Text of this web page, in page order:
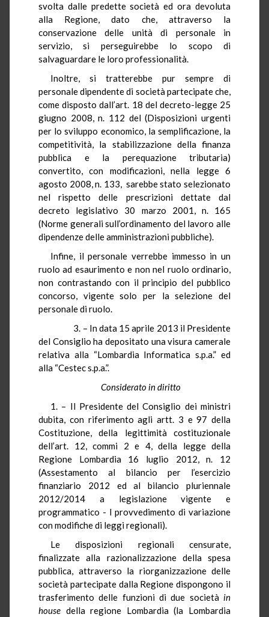
svolta dalle predette società ed ora devoluta
alla Regione, dato che, attraverso la
conservazione delle unità di personale in
servizio, si perseguirebbe lo scopo di
salvaguardare le loro professionalità.
Inoltre, si tratterebbe pur sempre di
personale dipendente di società partecipate che,
come disposto dall’art. 18 del decreto-legge 25
giugno 2008, n. 112 del (Disposizioni urgenti
per lo sviluppo economico, la semplificazione, la
competitività, la stabilizzazione della finanza
pubblica e la perequazione tributaria)
convertito, con modificazioni, nella legge 6
agosto 2008, n. 133, sarebbe stato selezionato
nel rispetto delle prescrizioni dettate dal
decreto legislativo 30 marzo 2001, n. 165
(Norme generali sull’ordinamento del lavoro alle
dipendenze delle amministrazioni pubbliche).
Infine, il personale verrebbe immesso in un
ruolo ad esaurimento e non nel ruolo ordinario,
non contrastando con il principio del pubblico
concorso, vigente solo per la selezione del
personale di ruolo.
3. – In data 15 aprile 2013 il Presidente
del Consiglio ha depositato una visura camerale
relativa alla “Lombardia Informatica s.p.a.” ed
alla “Cestec s.p.a.”.
Considerato in diritto
1. – Il Presidente del Consiglio dei ministri
dubita, con riferimento agli artt. 3 e 97 della
Costituzione, della legittimità costituzionale
dell’art. 12, commi 2 e 4, della legge della
Regione Lombardia 16 luglio 2012, n. 12
(Assestamento al bilancio per l’esercizio
finanziario 2012 ed al bilancio pluriennale
2012/2014 a legislazione vigente e
programmatico - I provvedimento di variazione
con modifiche di leggi regionali).
Le disposizioni regionali censurate,
finalizzate alla razionalizzazione della spesa
pubblica, attraverso la riorganizzazione delle
società partecipate dalla Regione dispongono il
trasferimento delle funzioni di due società in
house della regione Lombardia (la Lombardia